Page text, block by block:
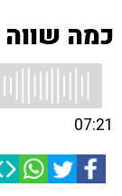
כמה שווה
07:21